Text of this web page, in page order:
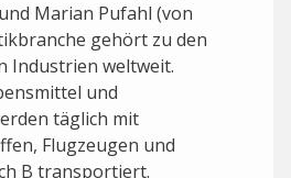
Marian Pufahl (von
gehört zu den
Industrien weltweit.
und
täglich mit
Flugzeugen und
B transportiert.